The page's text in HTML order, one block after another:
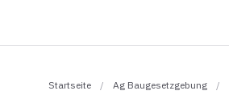
Startseite / Ag Baugesetzgebung /